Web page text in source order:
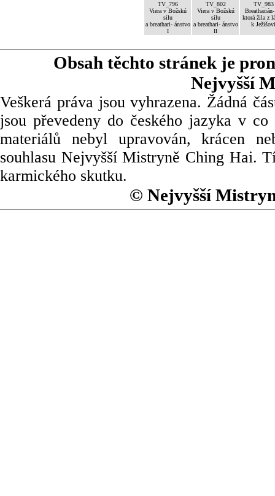
TV_796
Viera v Božskú
silu
a breathari- ánstvo
I
TV_802
Viera v Božskú
silu
a breathari- ánstvo
II
TV_983
ktorá žila z
k Ježišovi
Obsah těchto stránek je
Nejvyšší
Veškerá práva jsou vyhrazena. Žádná
jsou převedeny do českého jazyka v
materiálů nebyl upravován, krácen
souhlasu Nejvyšší Mistryně Ching Hai.
karmického skutku.
© Nejvyšší